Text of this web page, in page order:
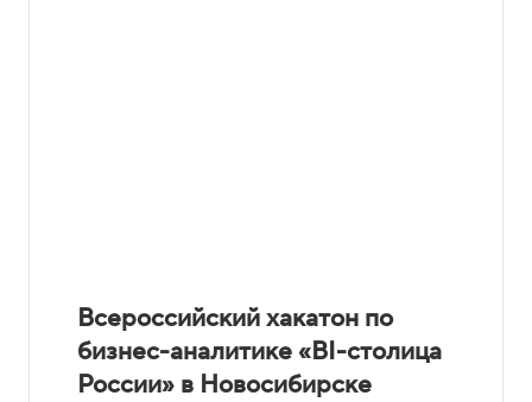
Всероссийский хакатон по
бизнес-аналитике «BI-столица
России» в Новосибирске